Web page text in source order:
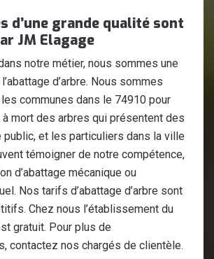
d’une grande qualité sont
JM Elagage
notre métier, nous sommes une
d’arbre. Nous sommes
communes dans le 74910 pour
mort des arbres qui présentent des
public, et les particuliers dans la ville
témoigner de notre compétence,
d’abattage mécanique ou
Nos tarifs d’abattage d’arbre sont
Chez nous l’établissement du
gratuit. Pour plus de
contactez nos chargés de clientèle.